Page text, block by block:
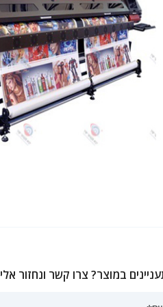
במוצר? צרו קשר ונחזור